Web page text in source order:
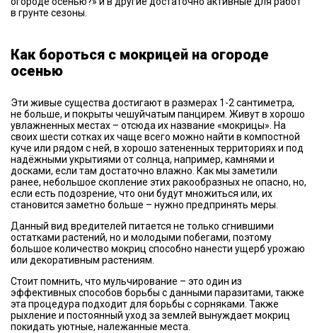
в грунте сезоны.
Как бороться с мокрицей на огороде
осенью
Эти живые существа достигают в размерах 1-2 сантиметра,
не больше, и покрыты чешуйчатым панцирем. Живут в хорошо
увлажненных местах – отсюда их название «мокрицы». На
своих шести сотках их чаще всего можно найти в компостной
куче или рядом с ней, в хорошо затененных территориях и под
надёжными укрытиями от солнца, например, камнями и
досками, если там достаточно влажно. Как мы заметили
ранее, небольшое скопление этих ракообразных не опасно, но,
если есть подозрение, что они будут множиться или, их
становится заметно больше – нужно предпринять меры.
Данный вид вредителей питается не только сгнившими
остатками растений, но и молодыми побегами, поэтому
большое количество мокриц способно нанести ущерб урожаю
или декоративным растениям.
Стоит помнить, что мульчирование – это один из
эффективных способов борьбы с данными паразитами, также
эта процедура подходит для борьбы с сорняками. Также
рыхление и постоянный уход за землей вынуждает мокриц
покидать уютные, належанные места.